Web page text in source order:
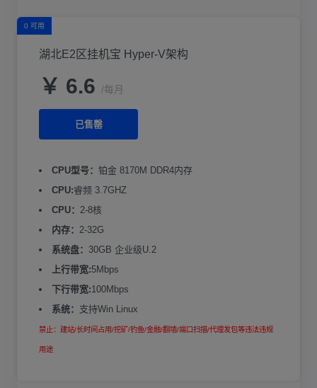
0 可用
湖北E2区挂机宝 Hyper-V架构
￥ 6.6 /每月
已售罄
CPU型号： 铂金 8170M DDR4内存
CPU:睿频 3.7GHZ
CPU： 2-8核
内存： 2-32G
系统盘： 30GB 企业级U.2
上行带宽:5Mbps
下行带宽:100Mbps
系统： 支持Win Linux
禁止：建站/长时间占用/挖矿/钓鱼/金融/翻墙/端口扫描/代理发包等违法违规
用途